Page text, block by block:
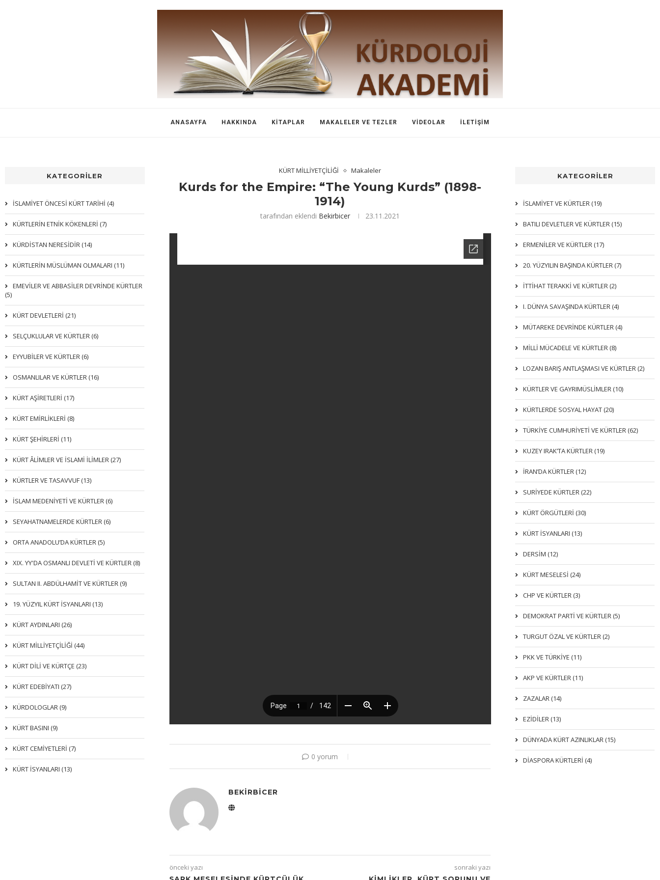
ANASAYFA HAKKINDA KITAPLAR MAKALELER VE TEZLER VIDEOLAR İLETIŞIM
KÜRT MİLLİYETÇİLİĞİ Makaleler
Kurds for the Empire: “The Young Kurds” (1898-
1914)
tarafından eklendi Bekirbicer 23.11.2021
0 yorum
BEKIRBICER
önceki yazı
sonraki yazı
KATEGORİLER
İSLAMIYET VE KÜRTLER (19)
BATILI DEVLETLER VE KÜRTLER (15)
ERMENİLER VE KÜRTLER (17)
20. YÜZYILIN BAŞINDA KÜRTLER (7)
İTTIHAT TERAKKI VE KÜRTLER (2)
I. DÜNYA SAVAŞINDA KÜRTLER (4)
MÜTAREKE DEVRİNDE KÜRTLER (4)
MİLLİ MÜCADELE VE KÜRTLER (8)
LOZAN BARIŞ ANTLAŞMASI VE KÜRTLER (2)
KÜRTLER VE GAYRIMÜSLIMLER (10)
KÜRTLERDE SOSYAL HAYAT (20)
TÜRKİYE CUMHURİYETİ VE KÜRTLER (62)
KUZEY IRAK’TA KÜRTLER (19)
İRAN’DA KÜRTLER (12)
SURİYEDE KÜRTLER (22)
KÜRT ÖRGÜTLERİ (30)
KÜRT İSYANLARI (13)
DERSIM (12)
KÜRT MESELESİ (24)
CHP VE KÜRTLER (3)
DEMOKRAT PARTI VE KÜRTLER (5)
TURGUT ÖZAL VE KÜRTLER (2)
PKK VE TÜRKIYE (11)
AKP VE KÜRTLER (11)
ZAZALAR (14)
EZIDILER (13)
DÜNYADA KÜRT AZINLIKLAR (15)
DİASPORA KÜRTLERİ (4)
KATEGORİLER
İSLAMİYET ÖNCESİ KÜRT TARİHİ (4)
KÜRTLERIN ETNIK KÖKENLERI (7)
KÜRDİSTAN NERESİDİR (14)
KÜRTLERİN MÜSLÜMAN OLMALARI (11)
EMEVİLER VE ABBASİLER DEVRİNDE KÜRTLER
(5)
KÜRT DEVLETLERİ (21)
SELÇUKLULAR VE KÜRTLER (6)
EYYUBİLER VE KÜRTLER (6)
OSMANLILAR VE KÜRTLER (16)
KÜRT AŞİRETLERİ (17)
KÜRT EMİRLİKLERİ (8)
KÜRT ŞEHİRLERİ (11)
KÜRT ÂLİMLER VE İSLAMİ İLİMLER (27)
KÜRTLER VE TASAVVUF (13)
İSLAM MEDENİYETİ VE KÜRTLER (6)
SEYAHATNAMELERDE KÜRTLER (6)
ORTA ANADOLU’DA KÜRTLER (5)
XIX. YY'DA OSMANLI DEVLETI VE KÜRTLER (8)
SULTAN II. ABDÜLHAMİT VE KÜRTLER (9)
19. YÜZYIL KÜRT İSYANLARI (13)
KÜRT AYDINLARI (26)
KÜRT MİLLİYETÇİLİĞİ (44)
KÜRT DİLİ VE KÜRTÇE (23)
KÜRT EDEBİYATI (27)
KÜRDOLOGLAR (9)
KÜRT BASINI (9)
KÜRT CEMİYETLERİ (7)
KÜRT İSYANLARI (13)